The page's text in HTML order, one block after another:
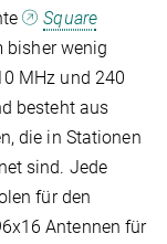
Square
bisher wenig
MHz und 240
besteht aus
die in Stationen
sind. Jede
für den
Antennen für